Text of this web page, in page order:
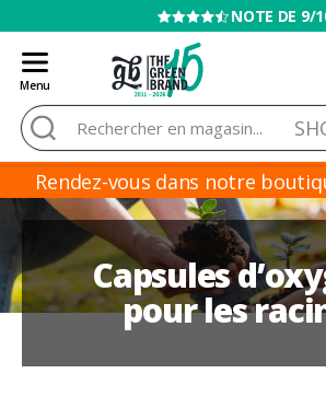
VENTE INTERDITE AUX
Menu
Blog
de
Grow
Barato
Rechercher :
Rendez-vous dans notre
Capsules
pour les